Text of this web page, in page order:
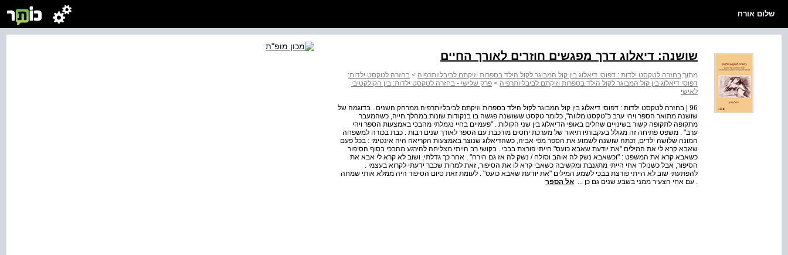
שלום אורח
שושנה: דיאלוג דרך מפגשים חוזרים לאורך החיים
מתוך:בחזרה לטקסט ילדות : דפוסי דיאלוג בין קול המבוגר לקול הילד בספרות וזיקתם לביבליותרפיה > בחזרה לטקסט ילדות:
דפוסי דיאלוג בין קול המבוגר לקול הילד בספרות וזיקתם לביבליותרפיה > פרק שלישי - בחזרה לטקסט ילדות: בין הקולקטיבי
לאישי
96 | בחזרה לטקסט ילדות : דפוסי דיאלוג בין קול המבוגר לקול הילד בספרות וזיקתם לביבליותרפיה ממרחק השנים . בדוגמה של
שושנה מתואר הספר ויהי ערב כ"טקסט מלווה", כלומר טקסט ששושנה פגשה בו בנקודות שונות במהלך חייה, כשהמעבר
מתקופה לתקופה קשור בשינויים שחלים באופי הדיאלוג בין שני הקולות . "פעמיים בחיי נגמלתי מהבכי באמצעות הספר ויהי
ערב" . משפט פתיחה זה מגולל בעקבותיו תיאור של מערכת יחסים מורכבת עם הספר לאורך שנים רבות . כבת בכורה למשפחה
המונה שלושה ילדים, זכתה שושנה לשמוע את הספר מפי אביה, כשהדיאלוג שנוצר באמצעות הקריאה היה אינטימי : בכל פעם
שאבא קרא לי את המילים "את יודעת שאבא כועס" הייתי פורצת בבכי . בקושי רב הייתי מצליחה להירגע מהבכי בסוף הסיפור
כשאבא קרא את המשפט : "וכשאבא נשק לה אוהב וסולח / נשק לה אז גם הירח" . אחר כך גדלתי, ושוב לא קרא לי אבא את
הסיפור, אבל כשנולד אחי הייתי מתגנבת ומקשיבה כשאבי קרא לו את הסיפור, זאת למרות שכבר ידעתי לקרוא בעצמי .
להפתעתי שוב לא הייתי פורצת בבכי לשמע המילים "את יודעת שאבא כועס" . לעומת זאת סיום הסיפור היה ממלא אותי שמחה
. עם אחי הצעיר ממני בשבע שנים גם כן ... אל הספר